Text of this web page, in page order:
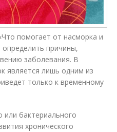
помогает от насморка и
причины,
заболевания. В
является лишь одним из
только к временному
или бактериального
хронического